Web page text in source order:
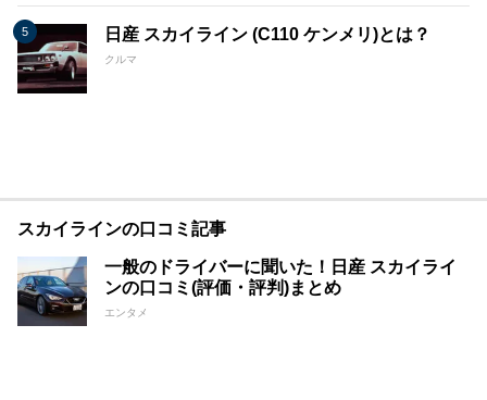
日産 スカイライン (C110 ケンメリ)とは？
クルマ
スカイラインの口コミ記事
一般のドライバーに聞いた！日産 スカイライ
ンの口コミ(評価・評判)まとめ
エンタメ